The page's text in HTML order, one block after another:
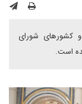
و کشورهای شورای
است.